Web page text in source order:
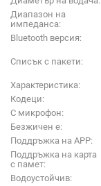
Диапазон на
импеданса:
Bluetooth версия:
Списък с пакети:
Характеристика:
Кодеци:
С микрофон:
Безжичен е:
Поддръжка на APP:
Поддръжка на карта
с памет:
Водоустойчив: